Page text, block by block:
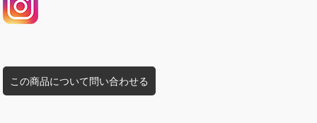
この商品について問い合わせる